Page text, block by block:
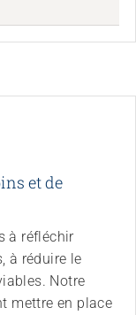
et de
à réfléchir
à réduire le
Notre
mettre en place